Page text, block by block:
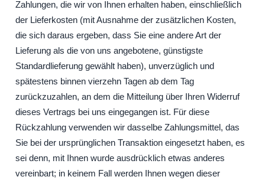
Zahlungen, die wir von Ihnen erhalten haben, einschließlich
der Lieferkosten (mit Ausnahme der zusätzlichen Kosten,
die sich daraus ergeben, dass Sie eine andere Art der
Lieferung als die von uns angebotene, günstigste
Standardlieferung gewählt haben), unverzüglich und
spätestens binnen vierzehn Tagen ab dem Tag
zurückzuzahlen, an dem die Mitteilung über Ihren Widerruf
dieses Vertrags bei uns eingegangen ist. Für diese
Rückzahlung verwenden wir dasselbe Zahlungsmittel, das
Sie bei der ursprünglichen Transaktion eingesetzt haben, es
sei denn, mit Ihnen wurde ausdrücklich etwas anderes
vereinbart; in keinem Fall werden Ihnen wegen dieser